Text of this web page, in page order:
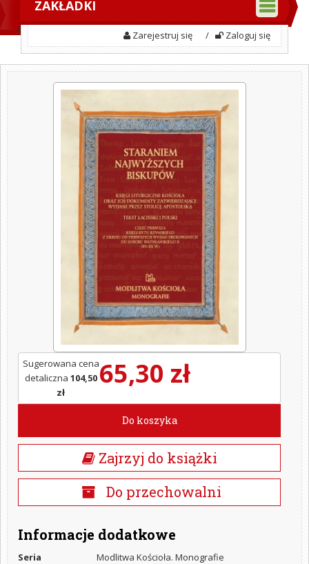
ZAKŁADKI
Zarejestruj się / Zaloguj się
65,30 zł
Sugerowana cena
detaliczna 104,50
zł
Do koszyka
Zajrzyj do książki
Do przechowalni
Informacje dodatkowe
Seria
Modlitwa Kościoła. Monografie